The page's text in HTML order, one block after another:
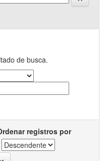
de busca.
registros por